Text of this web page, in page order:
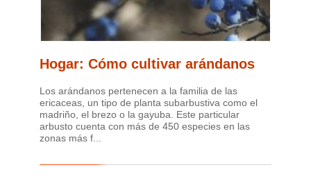
Hogar: Cómo cultivar arándanos
Los arándanos pertenecen a la familia de las
ericaceas, un tipo de planta subarbustiva como el
madriño, el brezo o la gayuba. Este particular
arbusto cuenta con más de 450 especies en las
zonas más f...